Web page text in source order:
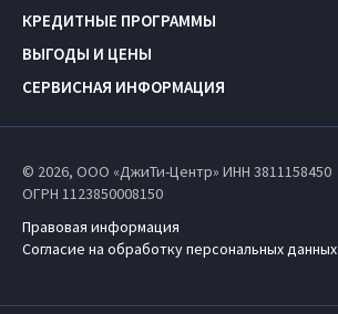
КРЕДИТНЫЕ ПРОГРАММЫ
ВЫГОДЫ И ЦЕНЫ
СЕРВИСНАЯ ИНФОРМАЦИЯ
© 2026, ООО «ДжиТи-Центр» ИНН 3811158450
ОГРН 1123850008150
Правовая информация
Согласие на обработку персональных данных